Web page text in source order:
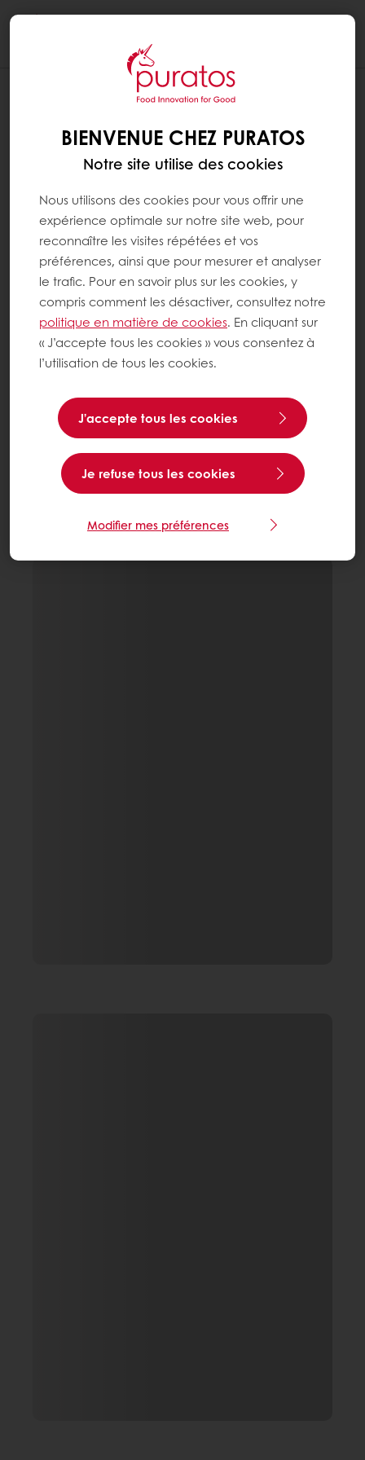
BIENVENUE CHEZ PURATOS
Notre site utilise des cookies
Nous utilisons des cookies pour vous offrir une
expérience optimale sur notre site web, pour
reconnaître les visites répétées et vos
préférences, ainsi que pour mesurer et analyser
le trafic. Pour en savoir plus sur les cookies, y
compris comment les désactiver, consultez notre
politique en matière de cookies. En cliquant sur
« J’accepte tous les cookies » vous consentez à
l’utilisation de tous les cookies.
J’accepte tous les cookies
Je refuse tous les cookies
Modifier mes préférences